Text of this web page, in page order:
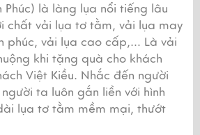
Phúc) là làng lụa nổi tiếng lâu
chất vải lụa tơ tằm, vải lụa may
phúc, vải lụa cao cấp,… Là vải
khi tặng quà cho khách
Việt Kiều. Nhắc đến người
ta luôn gắn liền với hình
lụa tơ tằm mềm mại, thướt